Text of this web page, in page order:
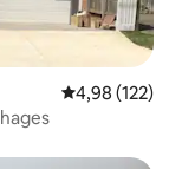
Évaluation
4,98 (122)